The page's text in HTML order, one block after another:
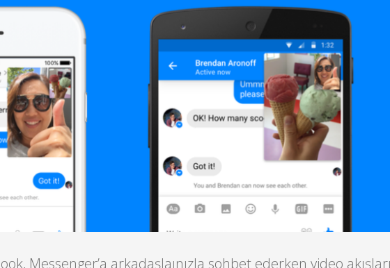
Messenger’a arkadaşlaınızla sohbet ederken video